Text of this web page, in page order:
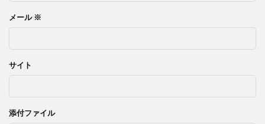
メール ※
サイト
添付ファイル